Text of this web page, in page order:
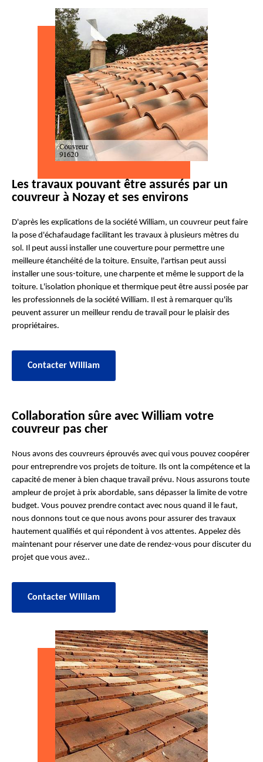
Les travaux pouvant être assurés par un
couvreur à Nozay et ses environs
D'après les explications de la société William, un couvreur peut faire
la pose d'échafaudage facilitant les travaux à plusieurs mètres du
sol. Il peut aussi installer une couverture pour permettre une
meilleure étanchéité de la toiture. Ensuite, l'artisan peut aussi
installer une sous-toiture, une charpente et même le support de la
toiture. L'isolation phonique et thermique peut être aussi posée par
les professionnels de la société William. Il est à remarquer qu'ils
peuvent assurer un meilleur rendu de travail pour le plaisir des
propriétaires.
Contacter William
Collaboration sûre avec William votre
couvreur pas cher
Nous avons des couvreurs éprouvés avec qui vous pouvez coopérer
pour entreprendre vos projets de toiture. Ils ont la compétence et la
capacité de mener à bien chaque travail prévu. Nous assurons toute
ampleur de projet à prix abordable, sans dépasser la limite de votre
budget. Vous pouvez prendre contact avec nous quand il le faut,
nous donnons tout ce que nous avons pour assurer des travaux
hautement qualifiés et qui répondent à vos attentes. Appelez dès
maintenant pour réserver une date de rendez-vous pour discuter du
projet que vous avez..
Contacter William